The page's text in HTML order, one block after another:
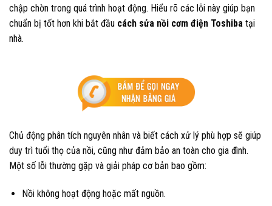
chập chờn trong quá trình hoạt động. Hiểu rõ các lỗi này giúp bạn
chuẩn bị tốt hơn khi bắt đầu cách sửa nồi cơm điện Toshiba tại
nhà.
Chủ động phân tích nguyên nhân và biết cách xử lý phù hợp sẽ giúp
duy trì tuổi thọ của nồi, cũng như đảm bảo an toàn cho gia đình.
Một số lỗi thường gặp và giải pháp cơ bản bao gồm:
Nồi không hoạt động hoặc mất nguồn.